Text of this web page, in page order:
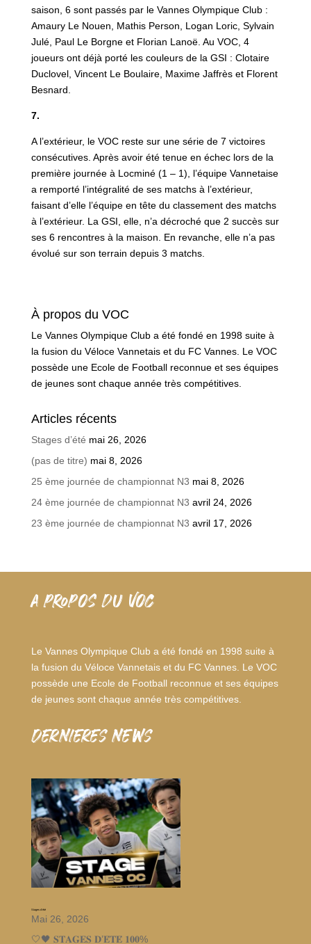
saison, 6 sont passés par le Vannes Olympique Club :
Amaury Le Nouen, Mathis Person, Logan Loric, Sylvain
Julé, Paul Le Borgne et Florian Lanoë. Au VOC, 4
joueurs ont déjà porté les couleurs de la GSI : Clotaire
Duclovel, Vincent Le Boulaire, Maxime Jaffrès et Florent
Besnard.
7.
A l’extérieur, le VOC reste sur une série de 7 victoires
consécutives. Après avoir été tenue en échec lors de la
première journée à Locminé (1 – 1), l’équipe Vannetaise
a remporté l’intégralité de ses matchs à l’extérieur,
faisant d’elle l’équipe en tête du classement des matchs
à l’extérieur. La GSI, elle, n’a décroché que 2 succès sur
ses 6 rencontres à la maison. En revanche, elle n’a pas
évolué sur son terrain depuis 3 matchs.
À propos du VOC
Le Vannes Olympique Club a été fondé en 1998 suite à
la fusion du Véloce Vannetais et du FC Vannes. Le VOC
possède une Ecole de Football reconnue et ses équipes
de jeunes sont chaque année très compétitives.
Articles récents
Stages d’été mai 26, 2026
(pas de titre) mai 8, 2026
25 ème journée de championnat N3 mai 8, 2026
24 ème journée de championnat N3 avril 24, 2026
23 ème journée de championnat N3 avril 17, 2026
A PROPOS DU VOC
Le Vannes Olympique Club a été fondé en 1998 suite à
la fusion du Véloce Vannetais et du FC Vannes. Le VOC
possède une Ecole de Football reconnue et ses équipes
de jeunes sont chaque année très compétitives.
dernieres news
Stages d’été
Mai 26, 2026
🤍🖤 𝐒𝐓𝐀𝐆𝐄𝐒 𝐃’𝐄́𝐓𝐄́ 𝟏𝟎𝟎%